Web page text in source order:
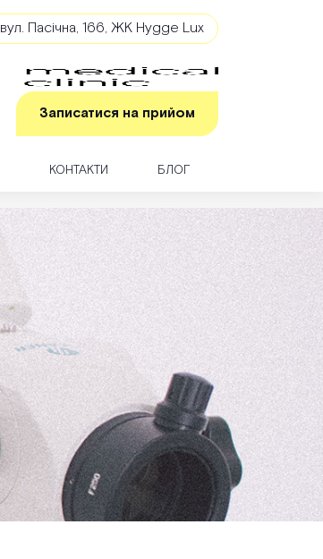
вул. Пасічна, 166, ЖК Hygge Lux
Записатися на прийом
КОНТАКТИ БЛОГ